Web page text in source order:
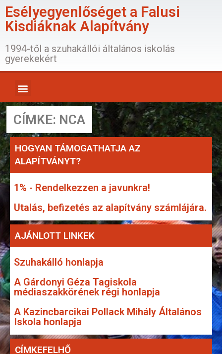
Esélyegyenlőséget a Falusi
Kisdiáknak Alapítvány
1994-től a szuhakállói általános iskolás
gyerekekért
CÍMKE: NCA
HOGYAN TÁMOGATHATJA AZ
ALAPÍTVÁNYT?
1% - Rendelkezzen a javunkra!
Utalás, befizetés az alapítvány számlájára.
AJÁNLOTT LINKEK
Szuhakálló honlapja
A Gárdonyi Géza Tagiskola
médiaszakkörének régi honlapja
A Kazincbarcikai Pollack Mihály Általános
Iskola honlapja
CÍMKEFELHŐ